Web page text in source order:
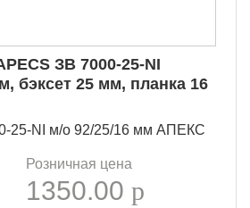
ЗВ 7000-25-NI
бэксет 25 мм, планка 16
25-NI м/о 92/25/16 мм АПЕКС
Розничная цена
1350.00 p